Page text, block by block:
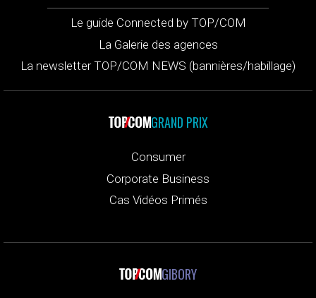
Le guide Connected by TOP/COM
La Galerie des agences
La newsletter TOP/COM NEWS (bannières/habillage)
GRAND PRIX
Consumer
Corporate Business
Cas Vidéos Primés
GIBORY